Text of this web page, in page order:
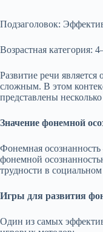
Подзаголовок:
Возрастная категория:
Развитие речи
сложным. В этом
представлены
Значение фонемной
Фонемная
фонемной
трудности в
Игры для развития
Один из самых